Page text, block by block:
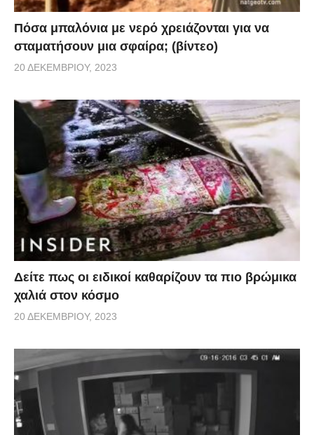
Πόσα μπαλόνια με νερό χρειάζονται για να
σταματήσουν μια σφαίρα; (βίντεο)
20 ΔΕΚΕΜΒΡΊΟΥ, 2023
Δείτε πως οι ειδικοί καθαρίζουν τα πιο βρώμικα
χαλιά στον κόσμο
20 ΔΕΚΕΜΒΡΊΟΥ, 2023